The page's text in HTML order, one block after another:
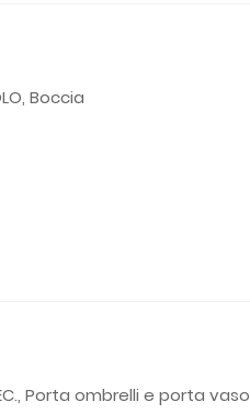
Boccia
Porta ombrelli e porta vaso